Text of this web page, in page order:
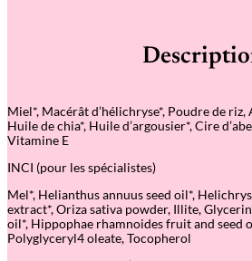
s
q
u
a
m
i
e
l
Miel*, Macérât d’hélichryse*, Poudre de
Huile de chia*, Huile d’argousier*, Cire
Vitamine E
INCI (pour les spécialistes)
Mel*, Helianthus annuus seed oil*,
extract*, Oriza sativa powder, Illite,
oil*, Hippophae rhamnoides fruit and seed
Polyglyceryl4 oleate, Tocopherol